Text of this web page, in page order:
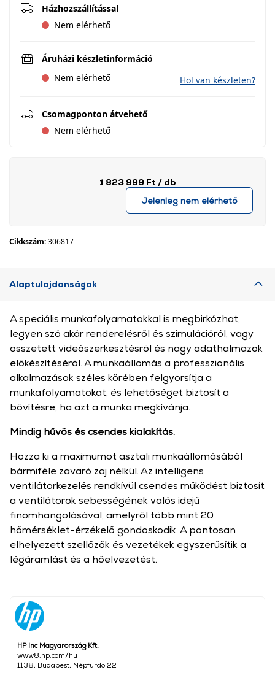
Házhozszállítással
Nem elérhető
Áruházi készletinformáció
Nem elérhető
Hol van készleten?
Csomagponton átvehető
Nem elérhető
1 823 999 Ft / db
Jelenleg nem elérhető
Cikkszám:306817
Alaptulajdonságok
HP Inc Magyarország Kft.
www8.hp.com/hu
1138, Budapest, Népfürdő 22
A speciális munkafolyamatokkal is megbirkózhat,
legyen szó akár renderelésről és szimulációról, vagy
összetett videószerkesztésről és nagy adathalmazok
előkészítéséről. A munkaállomás a professzionális
alkalmazások széles körében felgyorsítja a
munkafolyamatokat, és lehetőséget biztosít a
bővítésre, ha azt a munka megkívánja.
Mindig hűvös és csendes kialakítás.
Hozza ki a maximumot asztali munkaállomásából
bármiféle zavaró zaj nélkül. Az intelligens
ventilátorkezelés rendkívül csendes működést biztosít
a ventilátorok sebességének valós idejű
finomhangolásával, amelyről több mint 20
hőmérséklet-érzékelő gondoskodik. A pontosan
elhelyezett szellőzők és vezetékek egyszerűsítik a
légáramlást és a hőelvezetést.